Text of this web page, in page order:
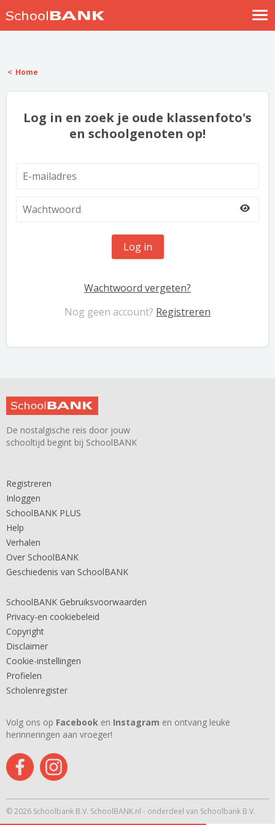
Help
Home
Log in en zoek je oude klassenfoto's
en schoolgenoten op!
Log in
Wachtwoord vergeten?
Nog geen account? Registreren
De nostalgische reis door jouw
schooltijd begint bij SchoolBANK
Registreren
Inloggen
SchoolBANK PLUS
Help
Verhalen
Over SchoolBANK
Geschiedenis van SchoolBANK
SchoolBANK Gebruiksvoorwaarden
Privacy-en cookiebeleid
Copyright
Disclaimer
Cookie-instellingen
Profielen
Scholenregister
Volg ons op Facebook en Instagram en ontvang leuke
herinneringen aan vroeger!
© 2026 Schoolbank B.V. SchoolBANK.nl - onderdeel van Schoolbank B.V.